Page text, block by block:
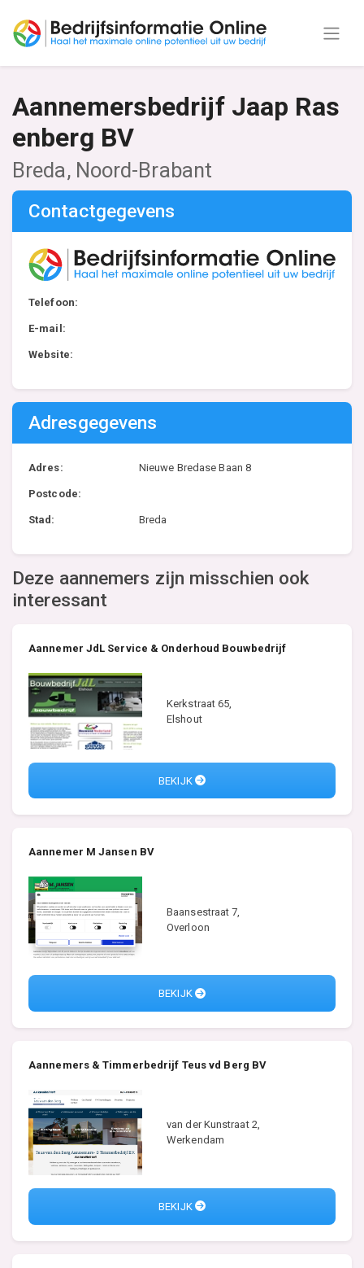
Aannemersbedrijf Jaap Ras
enberg BV
Breda, Noord-Brabant
Contactgegevens
Telefoon:
E-mail:
Website:
Adresgegevens
Adres: Nieuwe Bredase Baan 8
Postcode:
Stad: Breda
Deze aannemers zijn misschien ook
interessant
Aannemer JdL Service & Onderhoud Bouwbedrijf
Kerkstraat 65,
Elshout
BEKIJK
Aannemer M Jansen BV
Baansestraat 7,
Overloon
BEKIJK
Aannemers & Timmerbedrijf Teus vd Berg BV
van der Kunstraat 2,
Werkendam
BEKIJK